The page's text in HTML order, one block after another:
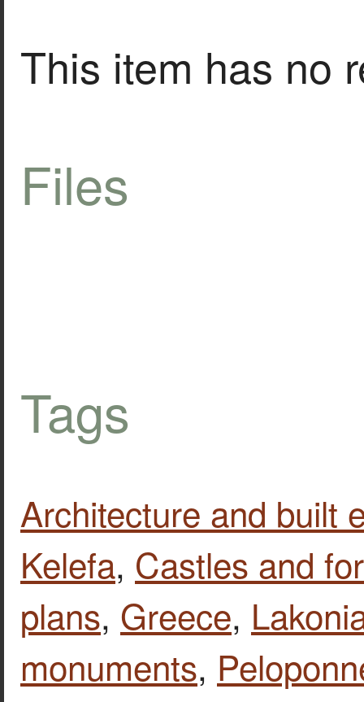
This item has no
Files
Tags
Architecture and built
Kelefa, Castles and
plans, Greece,
monuments,